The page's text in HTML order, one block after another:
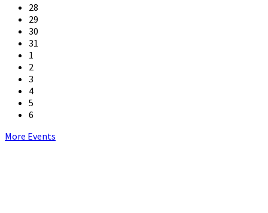
28
29
30
31
1
2
3
4
5
6
Back
More Events